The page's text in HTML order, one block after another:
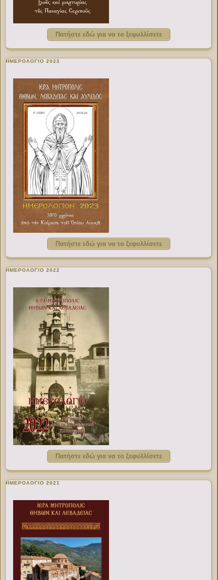
Πατήστε εδώ για να το ξεφυλλίσετε
ΗΜΕΡΟΛΟΓΙΟ 2023
Πατήστε εδώ για να το ξεφυλλίσετε
ΗΜΕΡΟΛΟΓΙΟ 2022
Πατήστε εδώ για να το ξεφυλλίσετε
ΗΜΕΡΟΛΟΓΙΟ 2021